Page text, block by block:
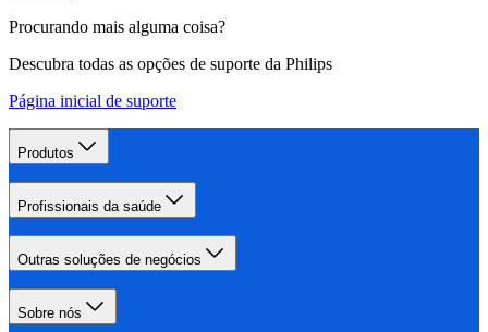
Procurando mais alguma coisa?
Descubra todas as opções de suporte da Philips
Página inicial de suporte
Produtos
Profissionais da saúde
Outras soluções de negócios
Sobre nós